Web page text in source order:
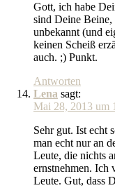
Gott, ich habe
sind Deine
unbekannt (und
keinen Scheiß
auch. ;) Punkt.
Antworten
Lena sagt:
Mai 28, 2013 um
Sehr gut. Ist echt
man echt nur an
Leute, die nichts
ernstnehmen. Ich
Leute. Gut, dass